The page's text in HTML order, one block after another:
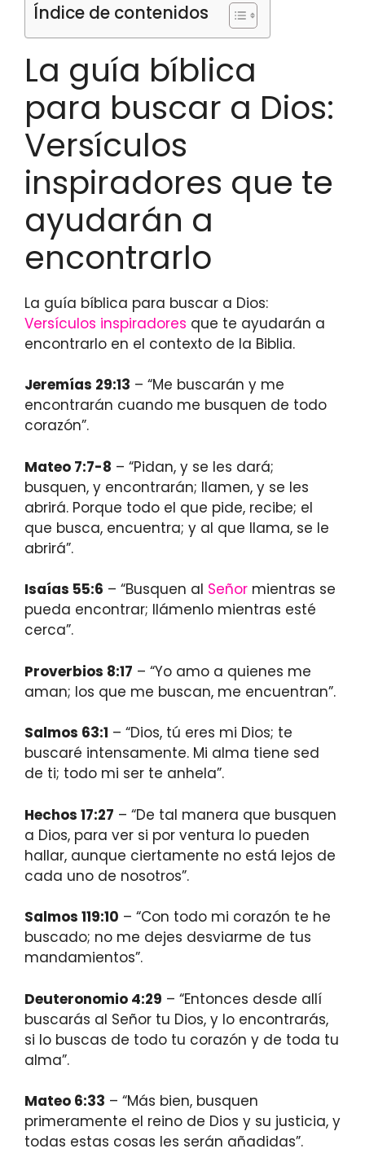
Índice de contenidos
La guía bíblica
para buscar a Dios:
Versículos
inspiradores que te
ayudarán a
encontrarlo
La guía bíblica para buscar a Dios:
Versículos inspiradores que te ayudarán a
encontrarlo en el contexto de la Biblia.
Jeremías 29:13 – “Me buscarán y me
encontrarán cuando me busquen de todo
corazón”.
Mateo 7:7-8 – “Pidan, y se les dará;
busquen, y encontrarán; llamen, y se les
abrirá. Porque todo el que pide, recibe; el
que busca, encuentra; y al que llama, se le
abrirá”.
Isaías 55:6 – “Busquen al Señor mientras se
pueda encontrar; llámenlo mientras esté
cerca”.
Proverbios 8:17 – “Yo amo a quienes me
aman; los que me buscan, me encuentran”.
Salmos 63:1 – “Dios, tú eres mi Dios; te
buscaré intensamente. Mi alma tiene sed
de ti; todo mi ser te anhela”.
Hechos 17:27 – “De tal manera que busquen
a Dios, para ver si por ventura lo pueden
hallar, aunque ciertamente no está lejos de
cada uno de nosotros”.
Salmos 119:10 – “Con todo mi corazón te he
buscado; no me dejes desviarme de tus
mandamientos”.
Deuteronomio 4:29 – “Entonces desde allí
buscarás al Señor tu Dios, y lo encontrarás,
si lo buscas de todo tu corazón y de toda tu
alma”.
Mateo 6:33 – “Más bien, busquen
primeramente el reino de Dios y su justicia, y
todas estas cosas les serán añadidas”.